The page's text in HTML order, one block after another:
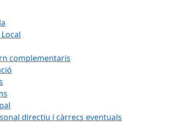
complementaris
directiu i càrrecs eventuals